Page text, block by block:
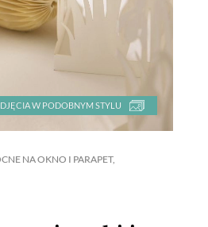
W PODOBNYM STYLU
NA OKNO I PARAPET,